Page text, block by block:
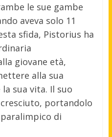
le sue gambe
aveva solo 11
sfida, Pistorius ha
giovane età,
alla sua
sua vita. Il suo
portandolo
di